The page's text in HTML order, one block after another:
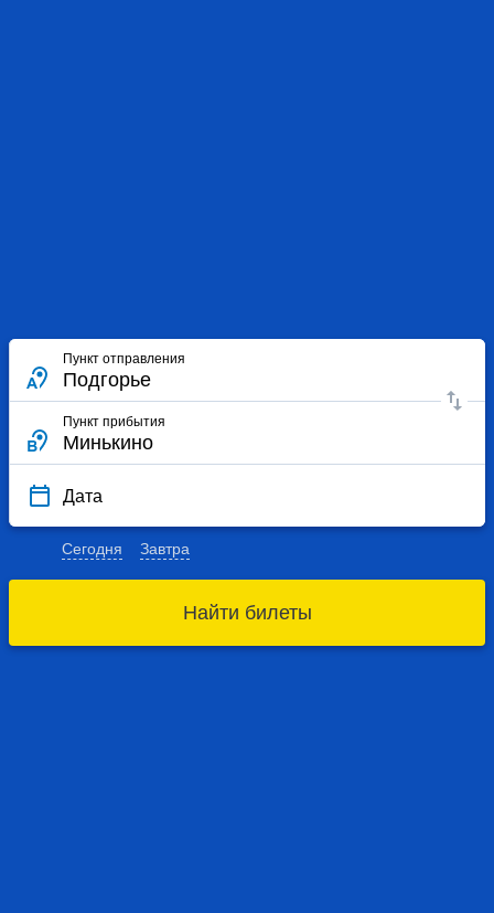
Пункт отправления
Пункт прибытия
Дата
Сегодня Завтра
Найти билеты